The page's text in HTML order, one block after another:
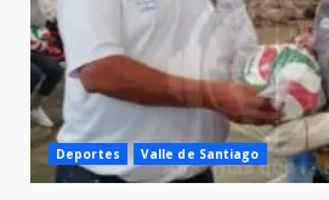
Deportes Valle de Santiago